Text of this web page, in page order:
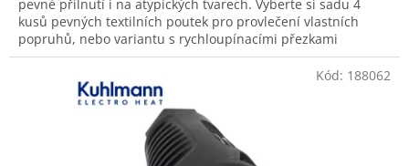
pevné přilnutí i na atypických tvarech. Vyberte si sadu 4
kusů pevných textilních poutek pro provlečení vlastních
popruhů, nebo variantu s rychloupínacími přezkami
(trojzubci) pro okamžitou a snadnou fixaci.
Kód: 188062